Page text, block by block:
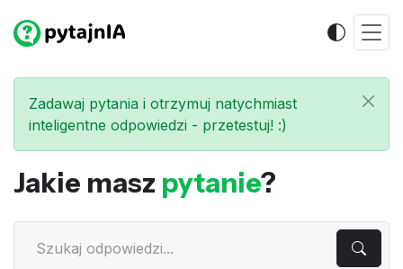
Zadawaj pytania i otrzymuj natychmiast
inteligentne odpowiedzi - przetestuj! :)
Jakie masz pytanie?